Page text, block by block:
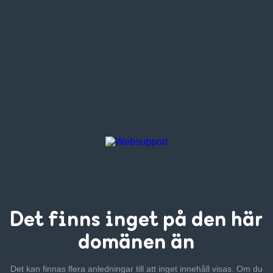
Det finns inget på den här
domänen än
Det kan finnas flera anledningar till att inget innehåll visas. Om du